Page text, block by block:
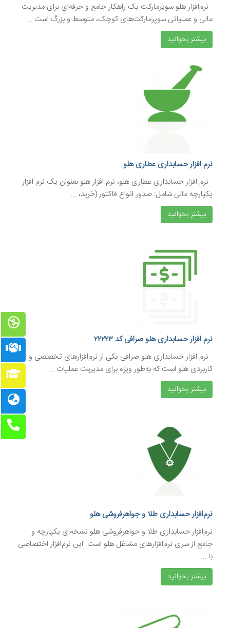
. نرم‌افزار هلو سوپرمارکت یک راهکار جامع و حرفه‌ای برای مدیریت
مالی و عملیاتی سوپرمارکت‌های کوچک، متوسط و بزرگ است ...
بیشتر بخوانید
نرم افزار حسابداری عطاری هلو
. نرم افزار حسابداری عطاری هلو، نرم افزار هلو بعنوان یک نرم افزار
یکپارچه مالی شامل: صدور انواع فاکتور (خرید، ...
بیشتر بخوانید
نرم افزار حسابداری هلو صرافی کد ۲۲۲۲۳
. نرم افزار حسابداری هلو صرافی یکی از نرم‌افزارهای تخصصی و
کاربردی هلو است که به‌طور ویژه برای مدیریت عملیات ...
بیشتر بخوانید
نرم‌افزار حسابداری طلا و جواهرفروشی هلو
نرم‌افزار حسابداری طلا و جواهرفروشی هلو نسخه‌ای یکپارچه و
جامع از سری نرم‌افزارهای مشاغل هلو است. این نرم‌افزار اختصاصی
با ...
بیشتر بخوانید